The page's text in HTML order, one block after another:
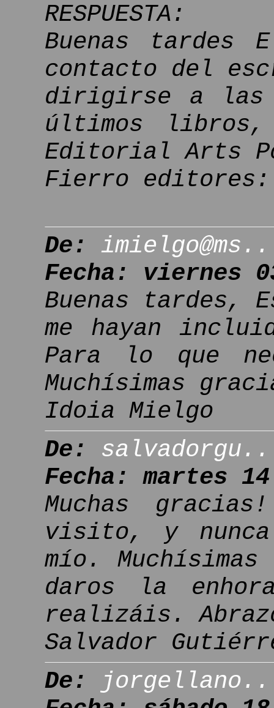
RESPUESTA:
Buenas tardes
contacto del
dirigirse a las
últimos libros,
Editorial Arts
Fierro editores:
De:
Fecha: viernes
Buenas tardes,
me hayan
Para lo que
Muchísimas
Idoia Mielgo
De:
Fecha: martes
Muchas
visito, y
mío.
daros la
realizáis.
Salvador
De: